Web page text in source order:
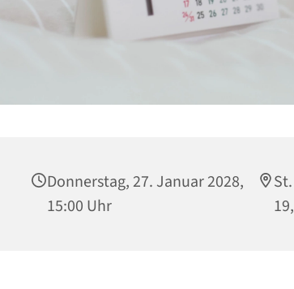
Donnerstag, 27. Januar 2028,
15:00 Uhr